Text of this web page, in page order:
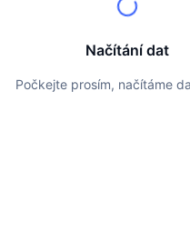
Načítání dat
Počkejte prosím, načítáme